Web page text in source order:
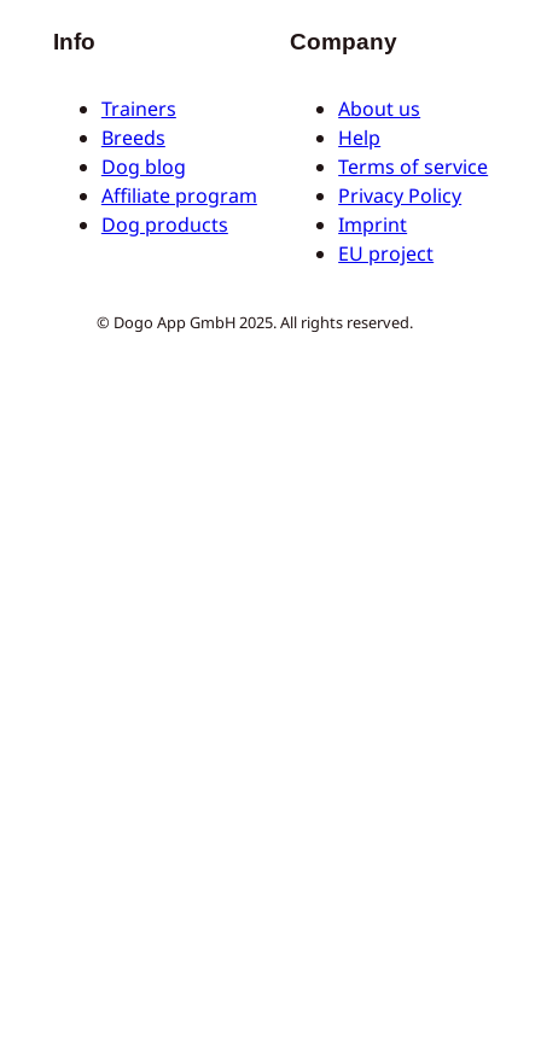
Info
Trainers
Breeds
Dog blog
Affiliate program
Dog products
Company
About us
Help
Terms of service
Privacy Policy
Imprint
EU project
© Dogo App GmbH 2025. All rights reserved.